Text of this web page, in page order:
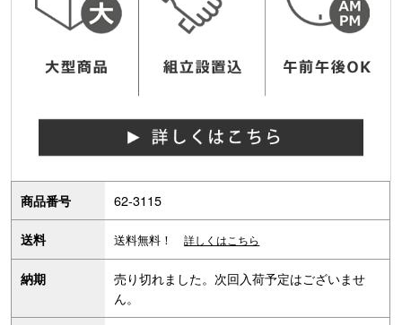
商品番号 62-3115
送料 送料無料！ 詳しくはこちら
納期
売り切れました。次回入荷予定はございませ
ん。